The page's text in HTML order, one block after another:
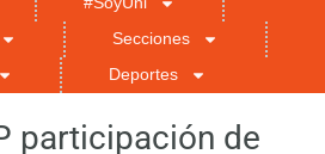
Secciones
Deportes
participación de